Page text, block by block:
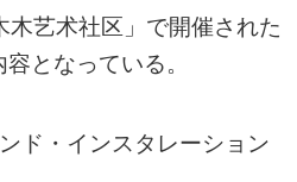
艺术社区」で開催された
となっている。
ド・インスタレーション